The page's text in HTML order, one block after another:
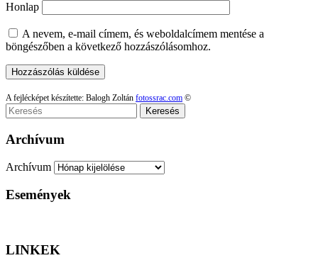
Honlap
A nevem, e-mail címem, és weboldalcímem mentése a
böngészőben a következő hozzászólásomhoz.
A fejlécképet készítette: Balogh Zoltán fotossrac.com ©
Keresés
Archívum
Archívum
Események
LINKEK